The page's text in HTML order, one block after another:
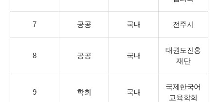
7 공공 국내 전주시
8 공공 국내
태권도진흥
재단
9 학회 국내
국제한국어
교육학회